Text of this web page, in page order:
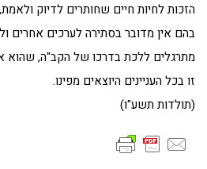
הזכות לחיות חיים שחותרים לדיוק
בהם אין מדובר בסתירה לערכים אחרים
מתרגלים ללכת בדרכו של הקב"ה, שהוא
זו בכל העניינים היוצאים מפינו.
(תולדות תשע"ו)